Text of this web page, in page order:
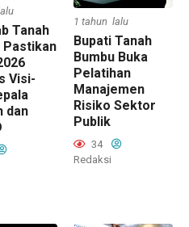
Tanah
Pastikan
Visi-
dan
1 tahun lalu
Bupati Tanah
Bumbu Buka
Pelatihan
Manajemen
Risiko Sektor
Publik
34
Redaksi